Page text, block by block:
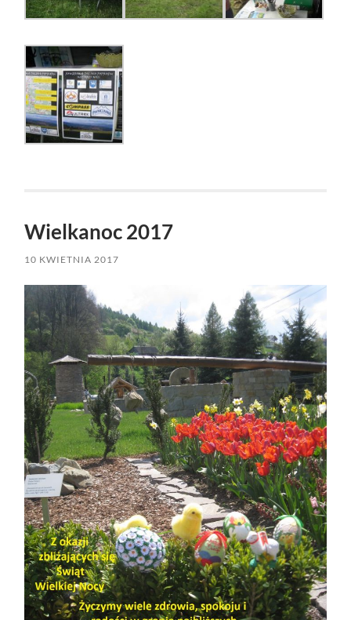
Wielkanoc 2017
10 KWIETNIA 2017